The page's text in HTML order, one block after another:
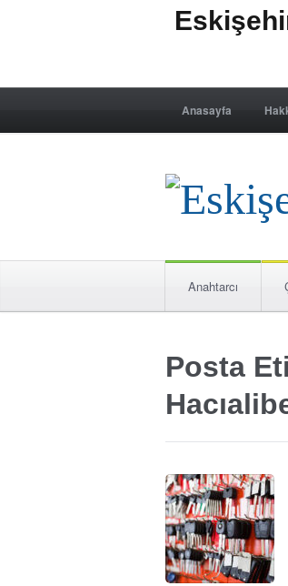
Anasayfa
Anahtarcı
Posta